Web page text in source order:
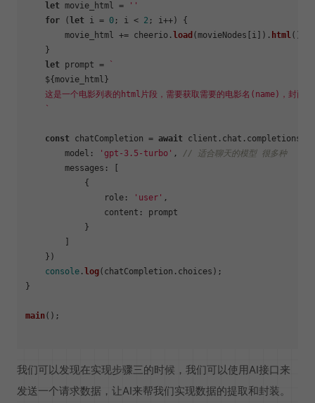
let movie_html =
''
for ( let i = 0 ; i < 2 ; i++) {
        movie_html += cheerio.
load (movieNodes[i]). html();
    }
let prompt =
`
${movie_html}
这是一个电影列表的html片段，需要获取需要的电影名(name)，封
    `
const chatCompletion = await client. chat . completions
model : 'gpt-3.5-turbo' , // 适合聊天的模型 很多种
messages : [
            {
role : 'user' ,
content : prompt
            }
    })
console . log(chatCompletion. choices );
}
main();
我们可以发现在实现步骤三的时候，我们可以使用AI接口来
发送一个请求数据，让AI来帮我们实现数据的提取和封装。